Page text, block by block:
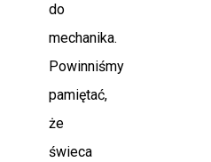
do
mechanika.
Powinniśmy
pamiętać,
że
świeca